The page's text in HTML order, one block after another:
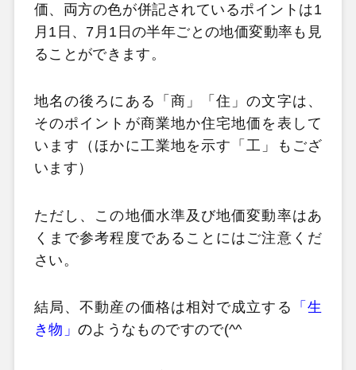
価、両方の色が併記されているポイントは1
月1日、7月1日の半年ごとの地価変動率も見
ることができます。
地名の後ろにある「商」「住」の文字は、
そのポイントが商業地か住宅地価を表して
います（ほかに工業地を示す「工」もござ
います）
ただし、この地価水準及び地価変動率はあ
くまで参考程度であることにはご注意くだ
さい。
結局、不動産の価格は相対で成立する
「生
き物」 のようなものですので(^^